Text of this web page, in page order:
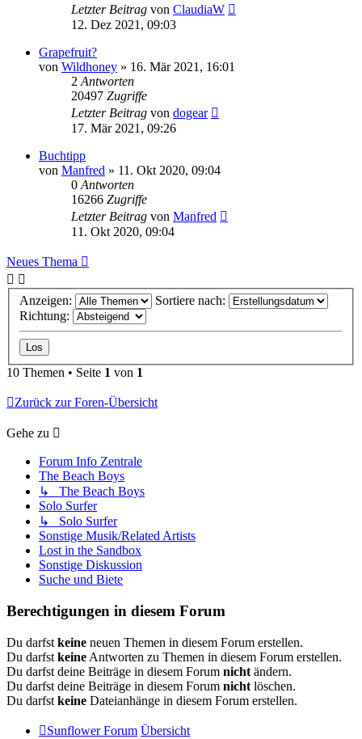
Letzter Beitrag von ClaudiaW
12. Dez 2021, 09:03
Grapefruit?
von Wildhoney » 16. Mär 2021, 16:01
2 Antworten
20497 Zugriffe
Letzter Beitrag von dogear
17. Mär 2021, 09:26
Buchtipp
von Manfred » 11. Okt 2020, 09:04
0 Antworten
16266 Zugriffe
Letzter Beitrag von Manfred
11. Okt 2020, 09:04
Neues Thema
Anzeigen:
Sortiere nach:
Richtung:
10 Themen • Seite 1 von 1
Zurück zur Foren-Übersicht
Gehe zu
Forum Info Zentrale
The Beach Boys
↳ The Beach Boys
Solo Surfer
↳ Solo Surfer
Sonstige Musik/Related Artists
Lost in the Sandbox
Sonstige Diskussion
Suche und Biete
Berechtigungen in diesem Forum
Du darfst keine neuen Themen in diesem Forum erstellen.
Du darfst keine Antworten zu Themen in diesem Forum erstellen.
Du darfst deine Beiträge in diesem Forum nicht ändern.
Du darfst deine Beiträge in diesem Forum nicht löschen.
Du darfst keine Dateianhänge in diesem Forum erstellen.
Sunflower Forum Übersicht